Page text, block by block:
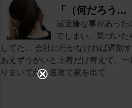
「（何だろう…
最近嫌な事があった
でしまい、気づい
してた… 会社に行かなければ遅刻
あえずうがいと上着だけ替えて、
りまいてから速攻で家を出て